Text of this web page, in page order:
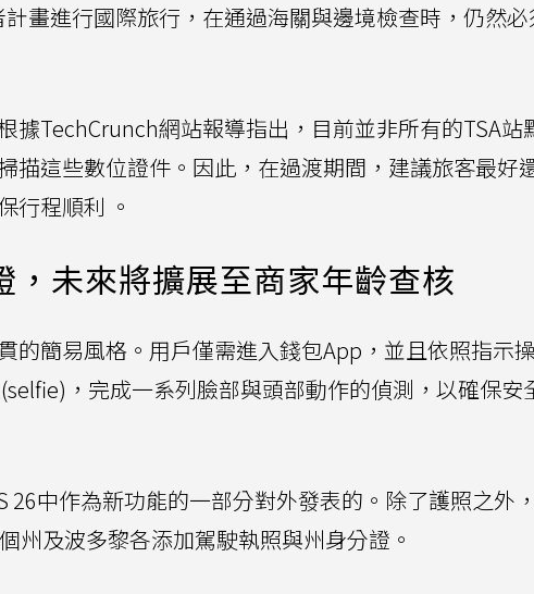
畫進行國際旅行，在通過海關與邊境檢查時，仍然
據TechCrunch網站報導指出，目前並非所有的TSA站
描這些數位證件。因此，在過渡期間，建議旅客最好
行程順利 。
，未來將擴展至商家年齡查核
的簡易風格。用戶僅需進入錢包App，並且依照指示
，完成一系列臉部與頭部動作的偵測，以確保安
26中作為新功能的一部分對外發表的。除了護照之外
州及波多黎各添加駕駛執照與州身分證。